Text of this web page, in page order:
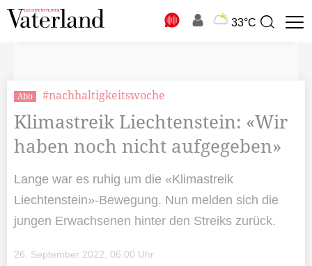
33°C
Suchbegriff
Abo #nachhaltigkeitswoche
Klimastreik Liechtenstein: «Wir
haben noch nicht aufgegeben»
Lange war es ruhig um die «Klimastreik
Liechtenstein»-Bewegung. Nun melden sich die
jungen Erwachsenen hinter den Streiks zurück.
26. September 2022, 06:00 Uhr